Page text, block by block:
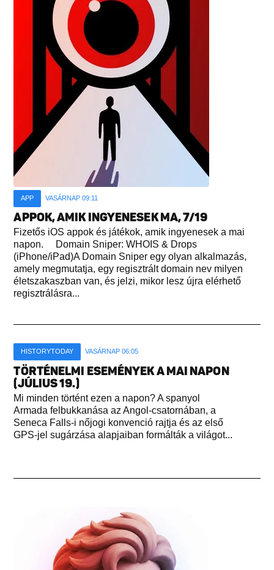
APP VASÁRNAP 09:11
APPOK, AMIK INGYENESEK MA, 7/19
Fizetős iOS appok és játékok, amik ingyenesek a mai
napon. Domain Sniper: WHOIS & Drops
(iPhone/iPad)A Domain Sniper egy olyan alkalmazás,
amely megmutatja, egy regisztrált domain nev milyen
életszakaszban van, és jelzi, mikor lesz újra elérhető
regisztrálásra...
HISTORYTODAY VASÁRNAP 06:05
TÖRTÉNELMI ESEMÉNYEK A MAI NAPON
(JÚLIUS 19.)
Mi minden történt ezen a napon? A spanyol
Armada felbukkanása az Angol-csatornában, a
Seneca Falls-i nőjogi konvenció rajtja és az első
GPS-jel sugárzása alapjaiban formálták a világot...